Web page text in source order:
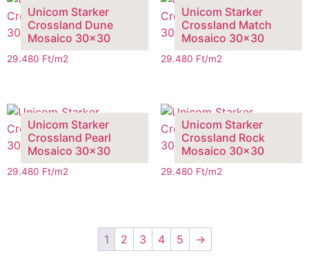
Unicom Starker
Crossland Dune
Mosaico 30×30
29.480 Ft/m2
Unicom Starker
Crossland Match
Mosaico 30×30
29.480 Ft/m2
Unicom Starker
Crossland Pearl
Mosaico 30×30
29.480 Ft/m2
Unicom Starker
Crossland Rock
Mosaico 30×30
29.480 Ft/m2
1 2 3 4 5 →